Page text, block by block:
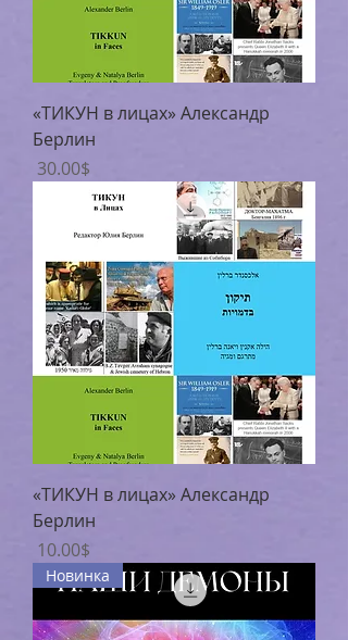
«ТИКУН в лицах» Александр
Берлин
Цена ‏30.00 ‏$
«ТИКУН в лицах» Александр
Берлин
Цена ‏10.00 ‏$
Новинка